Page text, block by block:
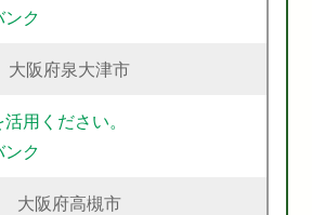
ク
大阪府泉大津市
用ください。
ク
大阪府高槻市